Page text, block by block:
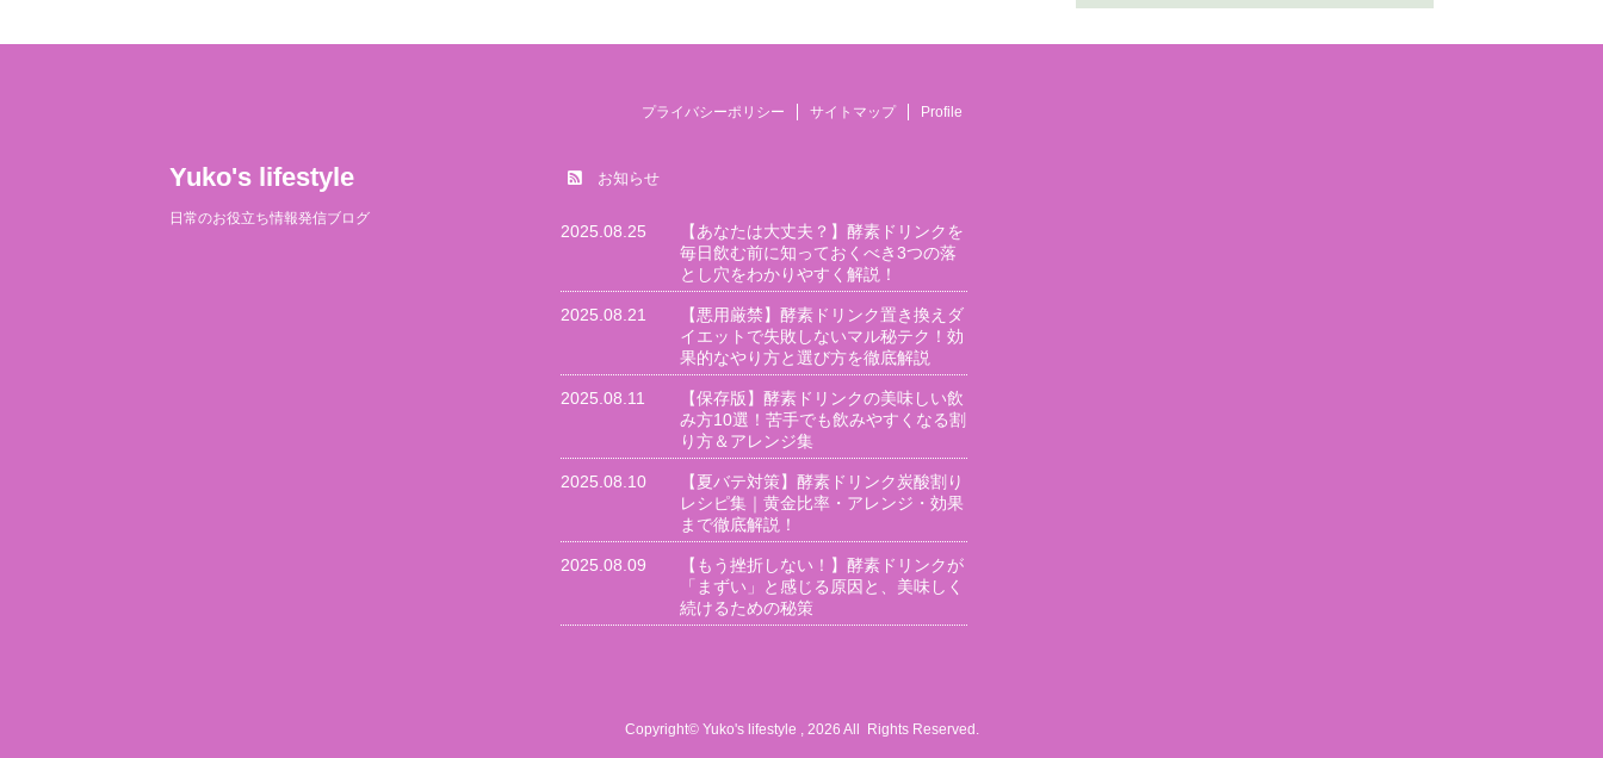
プライバシーポリシー サイトマップ Profile
お知らせ
2025.08.25
【あなたは大丈夫？】酵素ドリンクを
毎日飲む前に知っておくべき3つの落
とし穴をわかりやすく解説！
2025.08.21
【悪用厳禁】酵素ドリンク置き換えダ
イエットで失敗しないマル秘テク！効
果的なやり方と選び方を徹底解説
2025.08.11
【保存版】酵素ドリンクの美味しい飲
み方10選！苦手でも飲みやすくなる割
り方＆アレンジ集
2025.08.10
【夏バテ対策】酵素ドリンク炭酸割り
レシピ集｜黄金比率・アレンジ・効果
まで徹底解説！
2025.08.09
【もう挫折しない！】酵素ドリンクが
「まずい」と感じる原因と、美味しく
続けるための秘策
Yuko's lifestyle
日常のお役立ち情報発信ブログ
Copyright© Yuko's lifestyle , 2026 All Rights Reserved.